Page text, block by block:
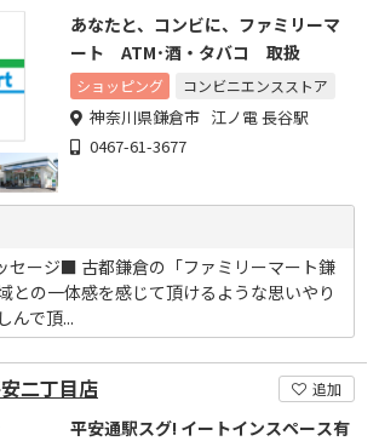
あなたと、コンビに、ファミリーマ
ート ATM･酒・タバコ 取扱
ショッピング コンビニエンスストア
神奈川県鎌倉市 江ノ電 長谷駅
0467-61-3677
セージ■ 古都鎌倉の「ファミリーマート鎌
との一体感を感じて頂けるような思いやり
んで頂...
二丁目店 追加
平安通駅スグ! イートインスペース有